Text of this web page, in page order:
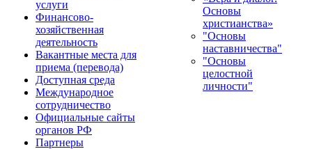
услуги
Финансово-
хозяйственная
деятельность
Вакантные места для
приема (перевода)
Доступная среда
Международное
сотрудничество
Официальные сайты
органов РФ
Партнеры
Основы
христианства»
"Основы
наставничества"
"Основы
целостной
личности"